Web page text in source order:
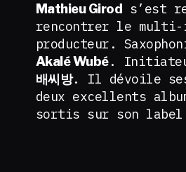
Mathieu Girod
s’est
rencontrer le
producteur.
Akalé Wubé.
배씨방. Il dévoile
deux excellents
sortis sur son label